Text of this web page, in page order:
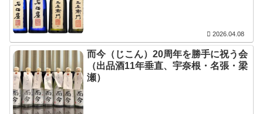
2026.04.08
而今（じこん）20周年を勝手に祝う会
（出品酒11年垂直、宇奈根・名張・梁
瀬）